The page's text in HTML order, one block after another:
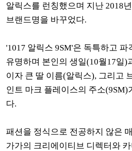
알릭스를 런칭했으며 지난 2018
브랜드명을 바꾸었다.
'1017 알릭스 9SM'은 독특하고
유명하며 본인의 생일(10월17일)
이자 큰 딸 이름(알릭스), 그리고
인트 마크 플레이스의 주소(9SM)
다.
패션을 정식으로 전공하지 않은
가가의 크리에이티브 디렉터와